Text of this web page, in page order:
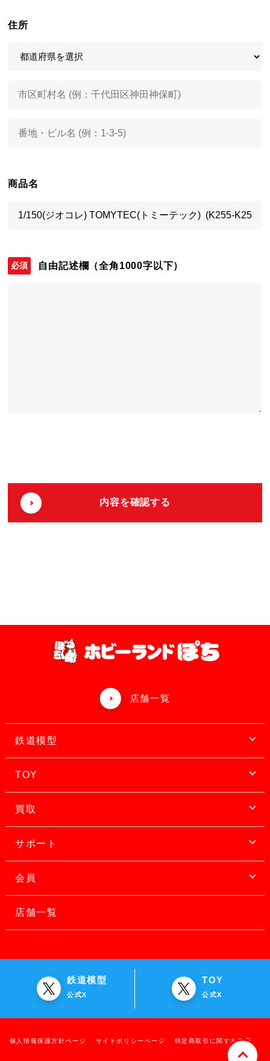
住所
商品名
自由記述欄 （全角1000字以下）
店舗一覧
鉄道模型
TOY
買取
サポート
会員
店舗一覧
鉄道模型
公式X
TOY
公式X
個人情報保護方針ページ サイトポリシーページ 特定商取引に関する表示